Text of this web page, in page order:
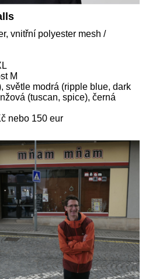
vnitřní polyester mesh /
M
světle modrá (ripple blue, dark
(tuscan, spice), černá
nebo 150 eur